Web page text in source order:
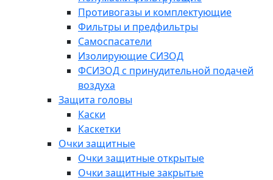
Противогазы и комплектующие
Фильтры и предфильтры
Самоспасатели
Изолирующие СИЗОД
ФСИЗОД с принудительной подачей
воздуха
Защита головы
Каски
Каскетки
Очки защитные
Очки защитные открытые
Очки защитные закрытые